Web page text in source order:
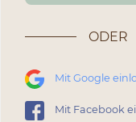
ODER
Mit Google
Mit Facebook